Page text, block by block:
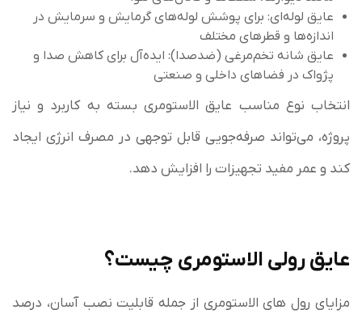
عایق لوله‌ای: برای پوشش لوله‌های گرمایش و سرمایش در
اندازه‌ها و قطرهای مختلف
عایق شانه تخم‌مرغی (ضدصدا): ایده‌آل برای کاهش صدا و
پژواک در فضاهای داخلی و صنعتی
انتخاب نوع مناسب عایق الاستومری بسته به کاربرد و نیاز
پروژه، می‌تواند صرفه‌جویی قابل توجهی در مصرف انرژی ایجاد
کند و عمر مفید تجهیزات را افزایش دهد.
عایق رولی الاستومری چیست؟
مزایای رول های الاستومری از جمله قابلیت نصب آسان، درصد